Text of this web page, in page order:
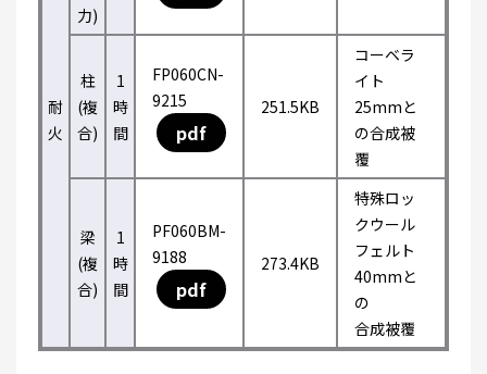
耐
火
力)
柱
(複
合)
1
時
間
FP060CN-
9215
pdf
251.5KB
コーベラ
イト
25mmと
の合成被
覆
梁
(複
合)
1
時
間
PF060BM-
9188
pdf
273.4KB
特殊ロッ
クウール
フェルト
40mmと
の
合成被覆